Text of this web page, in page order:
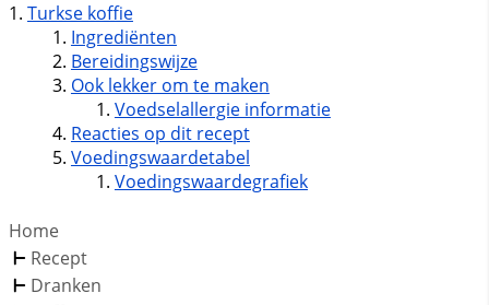
Turkse koffie
Ingrediënten
Bereidingswijze
Ook lekker om te maken
Voedselallergie informatie
Reacties op dit recept
Voedingswaardetabel
Voedingswaardegrafiek
Home
Recept
Dranken